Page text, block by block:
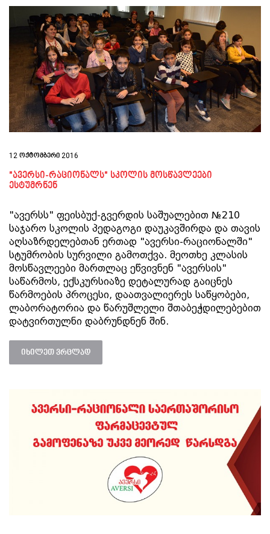
12 ოქტომბერი 2016
"ავერსი-რაციონალს" სკოლის მოსწავლეები
ესტუმრნენ
"ავერსს" ფეისბუქ-გვერდის საშუალებით №210
საჯარო სკოლის პედაგოგი დაუკავშირდა და თავის
აღსაზრდელებთან ერთად "ავერსი-რაციონალში"
სტუმრობის სურვილი გამოთქვა. მეოთხე კლასის
მოსწავლეები მართლაც ეწვივნენ "ავერსის"
საწარმოს, ექსკურსიაზე დეტალურად გაიცნეს
წარმოების პროცესი, დაათვალიერეს საწყობები,
ლაბორატორია და წარუშლელი შთაბეჭდილებებით
დატვირთულნი დაბრუნდნენ შინ.
იხილეთ ვრცლად